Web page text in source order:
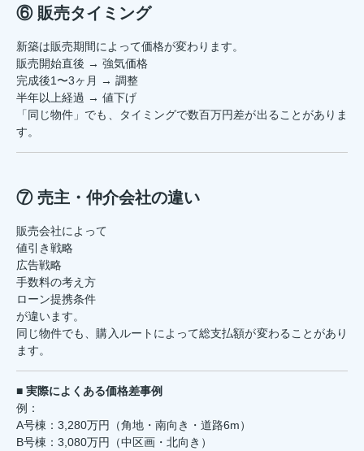
⑥ 販売タイミング
新築は販売期間によって価格が変わります。
販売開始直後 → 強気価格
完成後1〜3ヶ月 → 調整
半年以上経過 → 値下げ
「同じ物件」でも、タイミングで数百万円差が出ることがありま
す。
⑦ 売主・仲介会社の違い
販売会社によって
値引き戦略
広告戦略
手数料の考え方
ローン提携条件
が違います。
同じ物件でも、購入ルートによって総支払額が変わることがあり
ます。
■ 実際によくある価格差事例
例：
A号棟：3,280万円（角地・南向き・道路6m）
B号棟：3,080万円（中区画・北向き）